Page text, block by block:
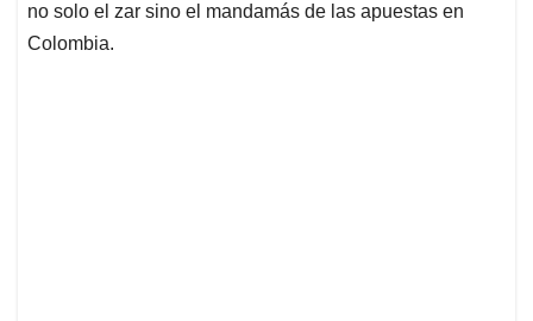
no solo el zar sino el mandamás de las apuestas en
Colombia.